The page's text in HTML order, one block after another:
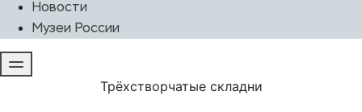
Новости
Музеи России
Трёхстворчатые складни